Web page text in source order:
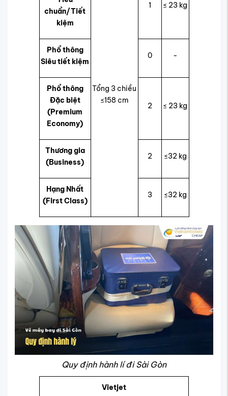
chuẩn/Tiết
kiệm
Tổng 3 chiều
≤158 cm
1 ≤ 23 kg
Phổ thông
Siêu tiết kiệm
0 -
Phổ thông
Đặc biệt
(Premium
Economy)
2 ≤ 23 kg
Thương gia
(Business)
2 ≤32 kg
Hạng Nhất
(First Class)
3 ≤32 kg
Quy định hành lí đi Sài Gòn
Vietjet